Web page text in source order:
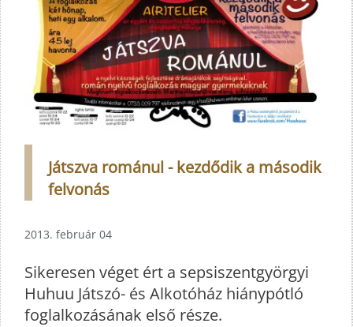
Játszva románul - kezdődik a második
felvonás
2013. február 04
Sikeresen véget ért a sepsiszentgyörgyi
Huhuu Játszó- és Alkotóház hiánypótló
foglalkozásának első része.